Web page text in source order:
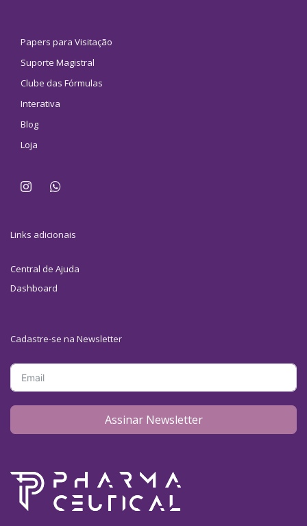
Papers para Visitação
Suporte Magistral
Clube das Fórmulas
Interativa
Blog
Loja
Links adicionais
Central de Ajuda
Dashboard
Cadastre-se na Newsletter
Assinar Newsletter